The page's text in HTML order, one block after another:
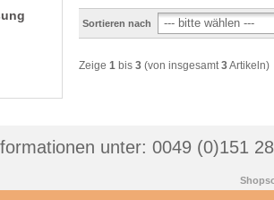
Sortieren nach
Zeige 1 bis 3 (von insgesamt 3Artikeln)
unter: 0049 (0)151